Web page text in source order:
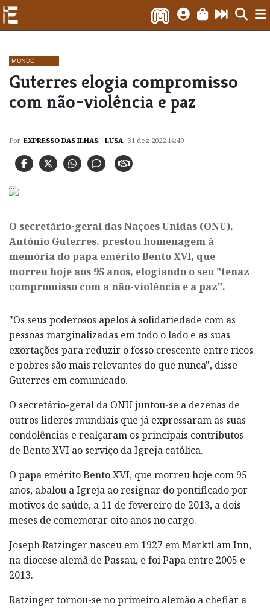
MUNDO
​Guterres elogia compromisso
com não-violência e paz
Por EXPRESSO DAS ILHAS, LUSA, 31 dez 2022 14:49
O secretário-geral das Nações Unidas (ONU),
António Guterres, prestou homenagem à
memória do papa emérito Bento XVI, que
morreu hoje aos 95 anos, elogiando o seu "tenaz
compromisso com a não-violência e a paz".
"Os seus poderosos apelos à solidariedade com as
pessoas marginalizadas em todo o lado e as suas
exortações para reduzir o fosso crescente entre ricos
e pobres são mais relevantes do que nunca", disse
Guterres em comunicado.
O secretário-geral da ONU juntou-se a dezenas de
outros lideres mundiais que já expressaram as suas
condolências e realçaram os principais contributos
de Bento XVI ao serviço da Igreja católica.
O papa emérito Bento XVI, que morreu hoje com 95
anos, abalou a Igreja ao resignar do pontificado por
motivos de saúde, a 11 de fevereiro de 2013, a dois
meses de comemorar oito anos no cargo.
Joseph Ratzinger nasceu em 1927 em Marktl am Inn,
na diocese alemã de Passau, e foi Papa entre 2005 e
2013.
Ratzinger tornou-se no primeiro alemão a chefiar a